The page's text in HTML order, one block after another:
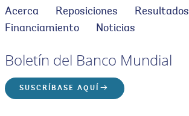
Acerca Reposiciones
Resultados
Financiamiento
Noticias
Boletín del Banco Mundial
SUSCRÍBASE AQUÍ